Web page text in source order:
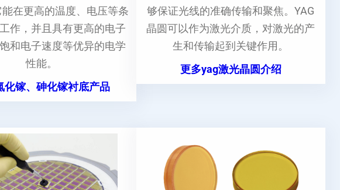
能在更高的温度、电压等条
作，并且具有更高的电子
和电子速度等优异的电学
性能。
化镓、砷化镓衬底产品
够保证光线的准确传输和聚焦。YAG
晶圆可以作为激光介质，对激光的产
生和传输起到关键作用。
更多yag激光晶圆介绍